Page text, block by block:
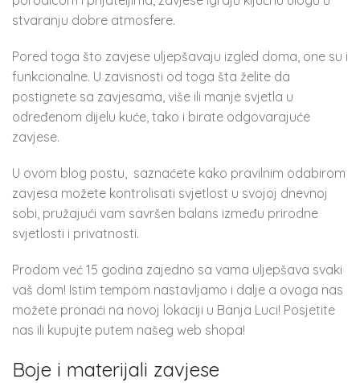
stvaranju dobre atmosfere.
Pored toga što zavjese uljepšavaju izgled doma, one su i
funkcionalne. U zavisnosti od toga šta želite da
postignete sa zavjesama, više ili manje svjetla u
određenom dijelu kuće, tako i birate odgovarajuće
zavjese.
U ovom blog postu, saznaćete kako pravilnim odabirom
zavjesa možete kontrolisati svjetlost u svojoj dnevnoj
sobi, pružajući vam savršen balans između prirodne
svjetlosti i privatnosti.
Prodom već 15 godina zajedno sa vama uljepšava svaki
vaš dom! Istim tempom nastavljamo i dalje a ovoga nas
možete pronaći na novoj lokaciji u Banja Luci! Posjetite
nas ili kupujte putem našeg web shopa!
Boje i materijali zavjese